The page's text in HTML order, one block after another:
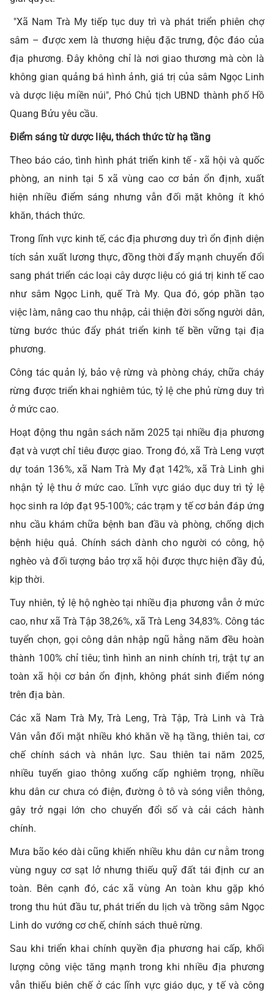
"Xã Nam Trà My tiếp tục duy trì và phát triển phiên chợ
sâm – được xem là thương hiệu đặc trưng, độc đáo của
địa phương. Đây không chỉ là nơi giao thương mà còn là
không gian quảng bá hình ảnh, giá trị của sâm Ngọc Linh
và dược liệu miền núi", Phó Chủ tịch UBND thành phố Hồ
Quang Bửu yêu cầu.
Điểm sáng từ dược liệu, thách thức từ hạ tầng
Theo báo cáo, tình hình phát triển kinh tế - xã hội và quốc
phòng, an ninh tại 5 xã vùng cao cơ bản ổn định, xuất
hiện nhiều điểm sáng nhưng vẫn đối mặt không ít khó
khăn, thách thức.
Trong lĩnh vực kinh tế, các địa phương duy trì ổn định diện
tích sản xuất lương thực, đồng thời đẩy mạnh chuyển đổi
sang phát triển các loại cây dược liệu có giá trị kinh tế cao
như sâm Ngọc Linh, quế Trà My. Qua đó, góp phần tạo
việc làm, nâng cao thu nhập, cải thiện đời sống người dân,
từng bước thúc đẩy phát triển kinh tế bền vững tại địa
phương.
Công tác quản lý, bảo vệ rừng và phòng cháy, chữa cháy
rừng được triển khai nghiêm túc, tỷ lệ che phủ rừng duy trì
ở mức cao.
Hoạt động thu ngân sách năm 2025 tại nhiều địa phương
đạt và vượt chỉ tiêu được giao. Trong đó, xã Trà Leng vượt
dự toán 136%, xã Nam Trà My đạt 142%, xã Trà Linh ghi
nhận tỷ lệ thu ở mức cao. Lĩnh vực giáo dục duy trì tỷ lệ
học sinh ra lớp đạt 95-100%; các trạm y tế cơ bản đáp ứng
nhu cầu khám chữa bệnh ban đầu và phòng, chống dịch
bệnh hiệu quả. Chính sách dành cho người có công, hộ
nghèo và đối tượng bảo trợ xã hội được thực hiện đầy đủ,
kịp thời.
Tuy nhiên, tỷ lệ hộ nghèo tại nhiều địa phương vẫn ở mức
cao, như xã Trà Tập 38,26%, xã Trà Leng 34,83%. Công tác
tuyển chọn, gọi công dân nhập ngũ hằng năm đều hoàn
thành 100% chỉ tiêu; tình hình an ninh chính trị, trật tự an
toàn xã hội cơ bản ổn định, không phát sinh điểm nóng
trên địa bàn.
Các xã Nam Trà My, Trà Leng, Trà Tập, Trà Linh và Trà
Vân vẫn đối mặt nhiều khó khăn về hạ tầng, thiên tai, cơ
chế chính sách và nhân lực. Sau thiên tai năm 2025,
nhiều tuyến giao thông xuống cấp nghiêm trọng, nhiều
khu dân cư chưa có điện, đường ô tô và sóng viễn thông,
gây trở ngại lớn cho chuyển đổi số và cải cách hành
chính.
Mưa bão kéo dài cũng khiến nhiều khu dân cư nằm trong
vùng nguy cơ sạt lở nhưng thiếu quỹ đất tái định cư an
toàn. Bên cạnh đó, các xã vùng An toàn khu gặp khó
trong thu hút đầu tư, phát triển du lịch và trồng sâm Ngọc
Linh do vướng cơ chế, chính sách thuê rừng.
Sau khi triển khai chính quyền địa phương hai cấp, khối
lượng công việc tăng mạnh trong khi nhiều địa phương
vẫn thiếu biên chế ở các lĩnh vực giáo dục, y tế và công